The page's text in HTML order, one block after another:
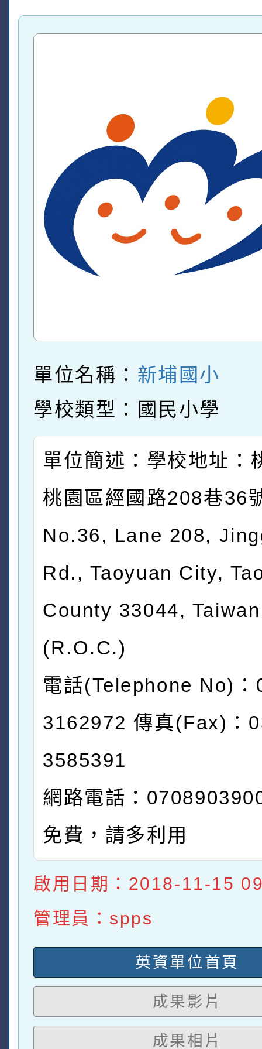
單位名稱： 新埔國小
學校類型：國民小學
單位簡述：學校地址：
桃園區經國路208巷36
No.36, Lane 208,
Rd., Taoyuan City,
County 33044, Taiwan
(R.O.C.)
電話(Telephone No)：
3162972 傳真(Fax)：
3585391
網路電話：
免費，請多利用
啟用日期：2018-11-15
管理員：spps
英資單位首頁
成果影片
成果相片